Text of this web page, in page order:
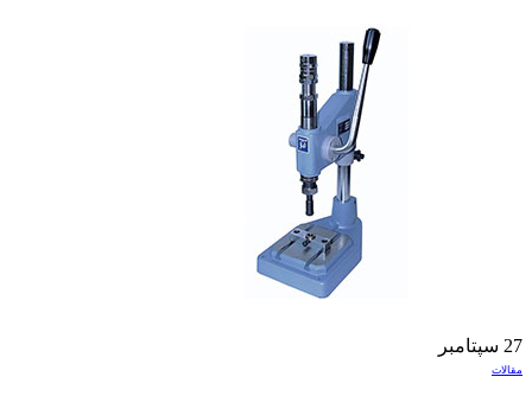
27 سپتامبر
مقالات